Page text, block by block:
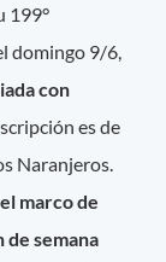
199°
domingo 9/6,
con
es de
Naranjeros.
marco de
de semana